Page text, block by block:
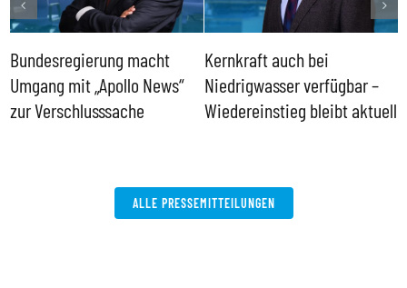
Bundesregierung macht
Umgang mit „Apollo News“
zur Verschlusssache
Kernkraft auch bei
Niedrigwasser verfügbar –
Wiedereinstieg bleibt aktuell
ALLE PRESSEMITTEILUNGEN